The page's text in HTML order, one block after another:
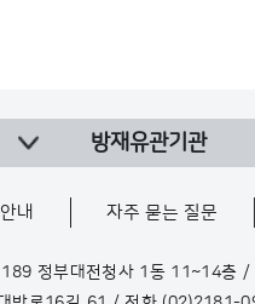
방재유관기관
내 자주 묻는 질문
정부대전청사 1동 11~14층 /